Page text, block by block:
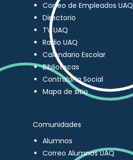
Correo de Empleados UAQ
Directorio
TV UAQ
Radio UAQ
Calendario Escolar
Bibliotecas
Contraloría Social
Mapa de sitio
Comunidades
Alumnos
Correo Alumnos UAQ